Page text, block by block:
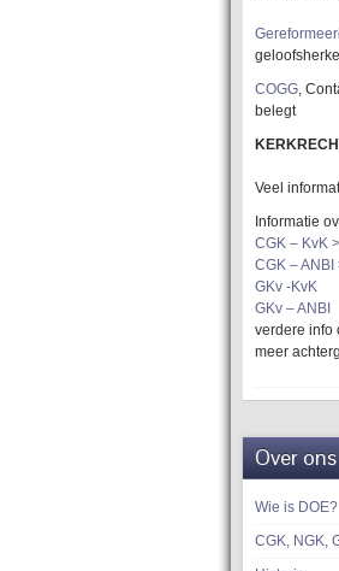
COGG,
belegt
Veel
Informatie
CGK – KvK >
CGK – ANBI
GKv -KvK
GKv – ANBI
verdere info
meer
Over ons
Wie is DOE?
CGK, NGK,